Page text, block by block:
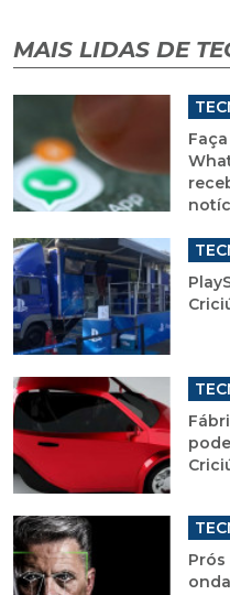
MAIS LIDAS DE